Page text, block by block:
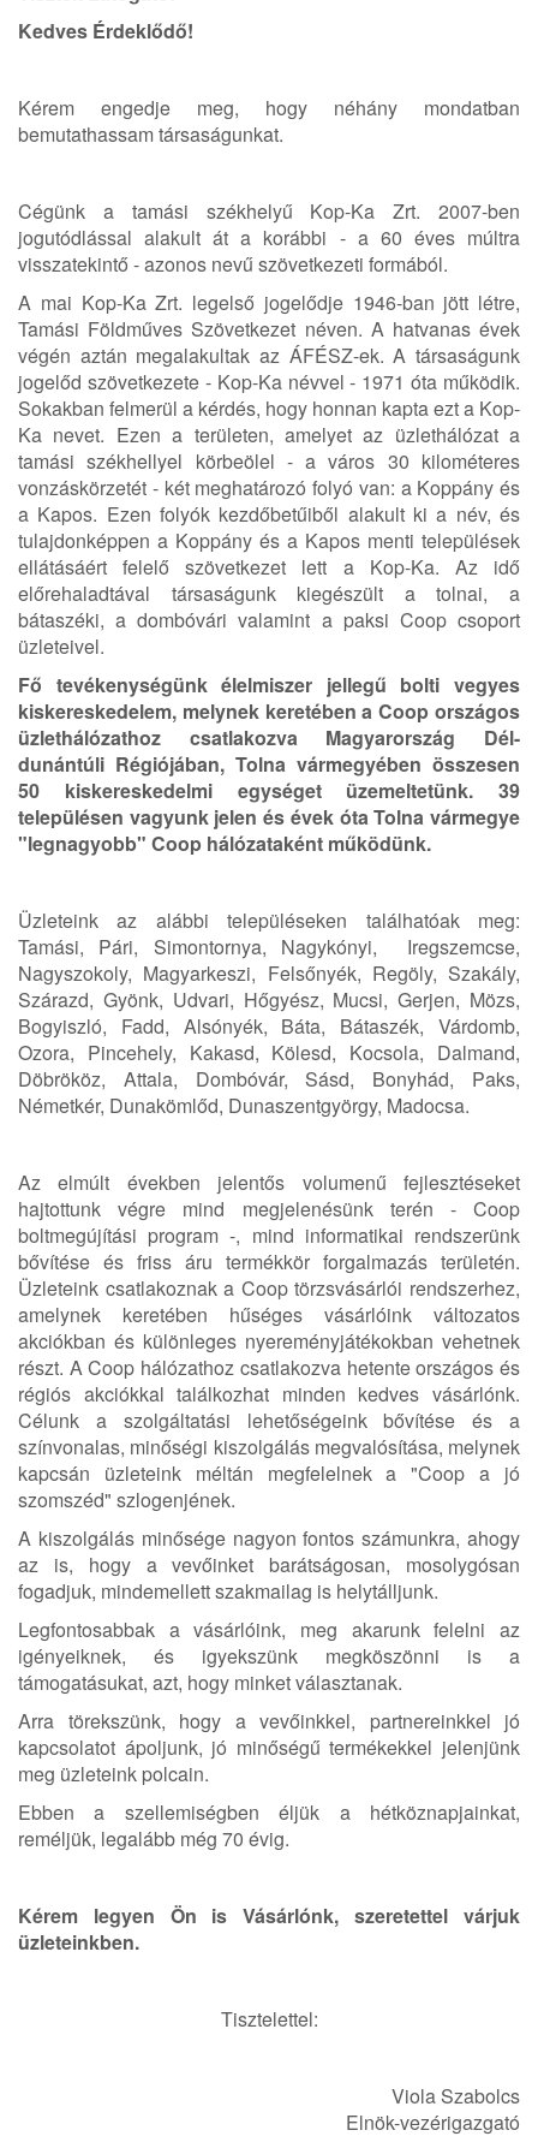
Kedves Érdeklődő!
Kérem engedje meg, hogy néhány mondatban
bemutathassam társaságunkat.
Cégünk a tamási székhelyű Kop-Ka Zrt. 2007-ben
jogutódlással alakult át a korábbi - a 60 éves múltra
visszatekintő - azonos nevű szövetkezeti formából.
A mai Kop-Ka Zrt. legelső jogelődje 1946-ban jött létre,
Tamási Földműves Szövetkezet néven. A hatvanas évek
végén aztán megalakultak az ÁFÉSZ-ek. A társaságunk
jogelőd szövetkezete - Kop-Ka névvel - 1971 óta működik.
Sokakban felmerül a kérdés, hogy honnan kapta ezt a Kop-
Ka nevet. Ezen a területen, amelyet az üzlethálózat a
tamási székhellyel körbeölel - a város 30 kilométeres
vonzáskörzetét - két meghatározó folyó van: a Koppány és
a Kapos. Ezen folyók kezdőbetűiből alakult ki a név, és
tulajdonképpen a Koppány és a Kapos menti települések
ellátásáért felelő szövetkezet lett a Kop-Ka. Az idő
előrehaladtával társaságunk kiegészült a tolnai, a
bátaszéki, a dombóvári valamint a paksi Coop csoport
üzleteivel.
Fő tevékenységünk élelmiszer jellegű bolti vegyes
kiskereskedelem, melynek keretében a Coop országos
üzlethálózathoz csatlakozva Magyarország Dél-
dunántúli Régiójában, Tolna vármegyében összesen
50 kiskereskedelmi egységet üzemeltetünk. 39
településen vagyunk jelen és évek óta Tolna vármegye
"legnagyobb" Coop hálózataként működünk.
Üzleteink az alábbi településeken találhatóak meg:
Tamási, Pári, Simontornya, Nagykónyi, Iregszemcse,
Nagyszokoly, Magyarkeszi, Felsőnyék, Regöly, Szakály,
Szárazd, Gyönk, Udvari, Hőgyész, Mucsi, Gerjen, Mözs,
Bogyiszló, Fadd, Alsónyék, Báta, Bátaszék, Várdomb,
Ozora, Pincehely, Kakasd, Kölesd, Kocsola, Dalmand,
Döbrököz, Attala, Dombóvár, Sásd, Bonyhád, Paks,
Németkér, Dunakömlőd, Dunaszentgyörgy, Madocsa.
Az elmúlt években jelentős volumenű fejlesztéseket
hajtottunk végre mind megjelenésünk terén - Coop
boltmegújítási program -, mind informatikai rendszerünk
bővítése és friss áru termékkör forgalmazás területén.
Üzleteink csatlakoznak a Coop törzsvásárlói rendszerhez,
amelynek keretében hűséges vásárlóink változatos
akciókban és különleges nyereményjátékokban vehetnek
részt. A Coop hálózathoz csatlakozva hetente országos és
régiós akciókkal találkozhat minden kedves vásárlónk.
Célunk a szolgáltatási lehetőségeink bővítése és a
színvonalas, minőségi kiszolgálás megvalósítása, melynek
kapcsán üzleteink méltán megfelelnek a "Coop a jó
szomszéd" szlogenjének.
A kiszolgálás minősége nagyon fontos számunkra, ahogy
az is, hogy a vevőinket barátságosan, mosolygósan
fogadjuk, mindemellett szakmailag is helytálljunk.
Legfontosabbak a vásárlóink, meg akarunk felelni az
igényeiknek, és igyekszünk megköszönni is a
támogatásukat, azt, hogy minket választanak.
Arra törekszünk, hogy a vevőinkkel, partnereinkkel jó
kapcsolatot ápoljunk, jó minőségű termékekkel jelenjünk
meg üzleteink polcain.
Ebben a szellemiségben éljük a hétköznapjainkat,
reméljük, legalább még 70 évig.
Kérem legyen Ön is Vásárlónk, szeretettel várjuk
üzleteinkben.
Tisztelettel:
Viola Szabolcs
Elnök-vezérigazgató